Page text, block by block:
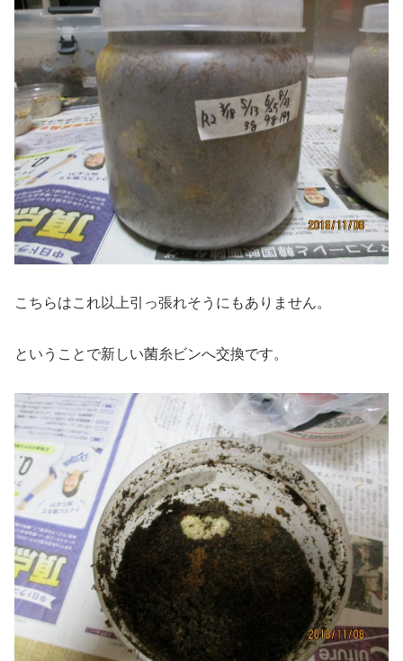
こちらはこれ以上引っ張れそうにもありません。
ということで新しい菌糸ビンへ交換です。